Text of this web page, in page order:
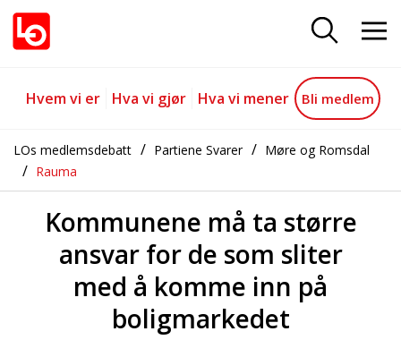
Kommunene må ta større
Gå til hovedinnhold
Gå til navigasjon
Hvem vi er Hva vi gjør Hva vi mener Bli medlem
LOs medlemsdebatt Partiene Svarer
Møre og Romsdal
Rauma
Kommunene må ta større
ansvar for de som sliter
med å komme inn på
boligmarkedet